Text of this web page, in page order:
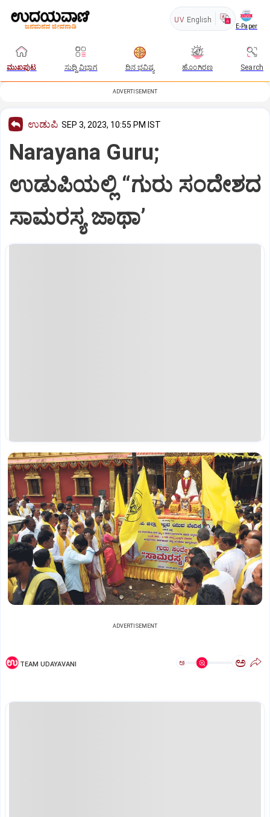
UV English
E-Paper
ಮುಖಪುಟ ಸುದ್ದಿ ವಿಭಾಗ ದಿನ ಭವಿಷ್ಯ ಹೊಂಗಿರಣ Search
ADVERTISEMENT
ಉಡುಪಿ SEP 3, 2023, 10:55 PM IST
Narayana Guru;
ಉಡುಪಿಯಲ್ಲಿ “ಗುರು ಸಂದೇಶದ
ಸಾಮರಸ್ಯ ಜಾಥಾ’
ADVERTISEMENT
TEAM UDAYAVANI ಅ ಅ